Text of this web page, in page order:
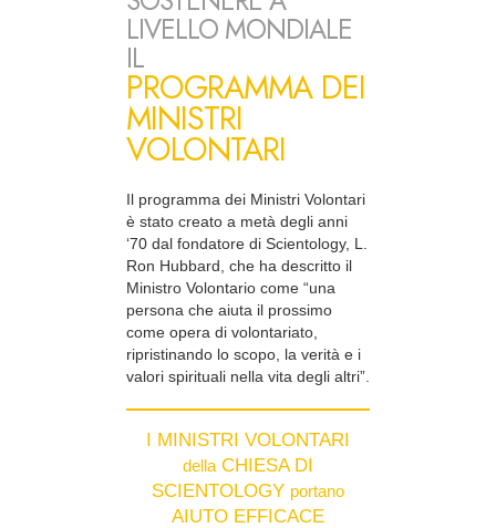
LIVELLO MONDIALE
IL
PROGRAMMA DEI
MINISTRI
VOLONTARI
Il programma dei Ministri Volontari
è stato creato a metà degli anni
‘70 dal fondatore di Scientology, L.
Ron Hubbard, che ha descritto il
Ministro Volontario come “una
persona che aiuta il prossimo
come opera di volontariato,
ripristinando lo scopo, la verità e i
valori spirituali nella vita degli altri”.
I MINISTRI VOLONTARI
dellaCHIESA DI
SCIENTOLOGY portano
AIUTO EFFICACE